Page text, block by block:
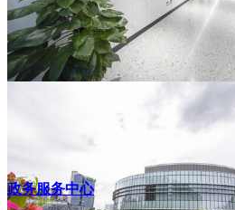
政务服务中心